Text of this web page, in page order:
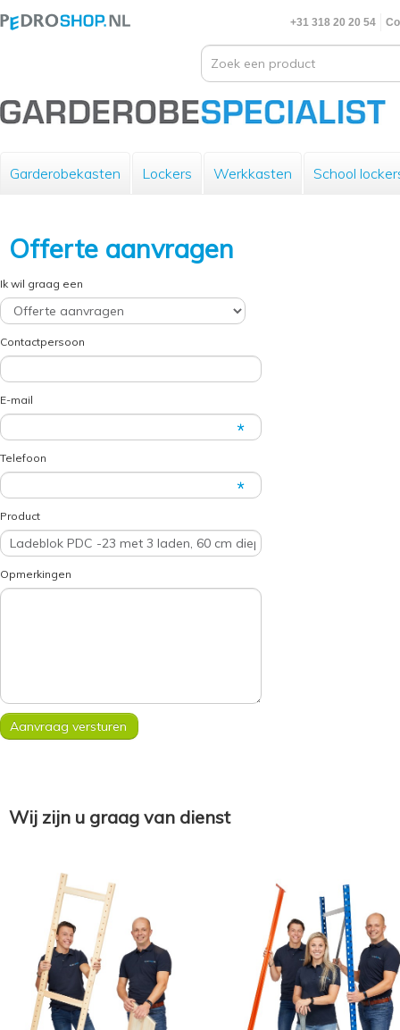
+31 318 20 20 54
Garderobekasten Lockers Werkkasten School
Offerte aanvragen
Ik wil graag een
Contactpersoon
E-mail
Telefoon
Product
Opmerkingen
Wij zijn u graag van dienst